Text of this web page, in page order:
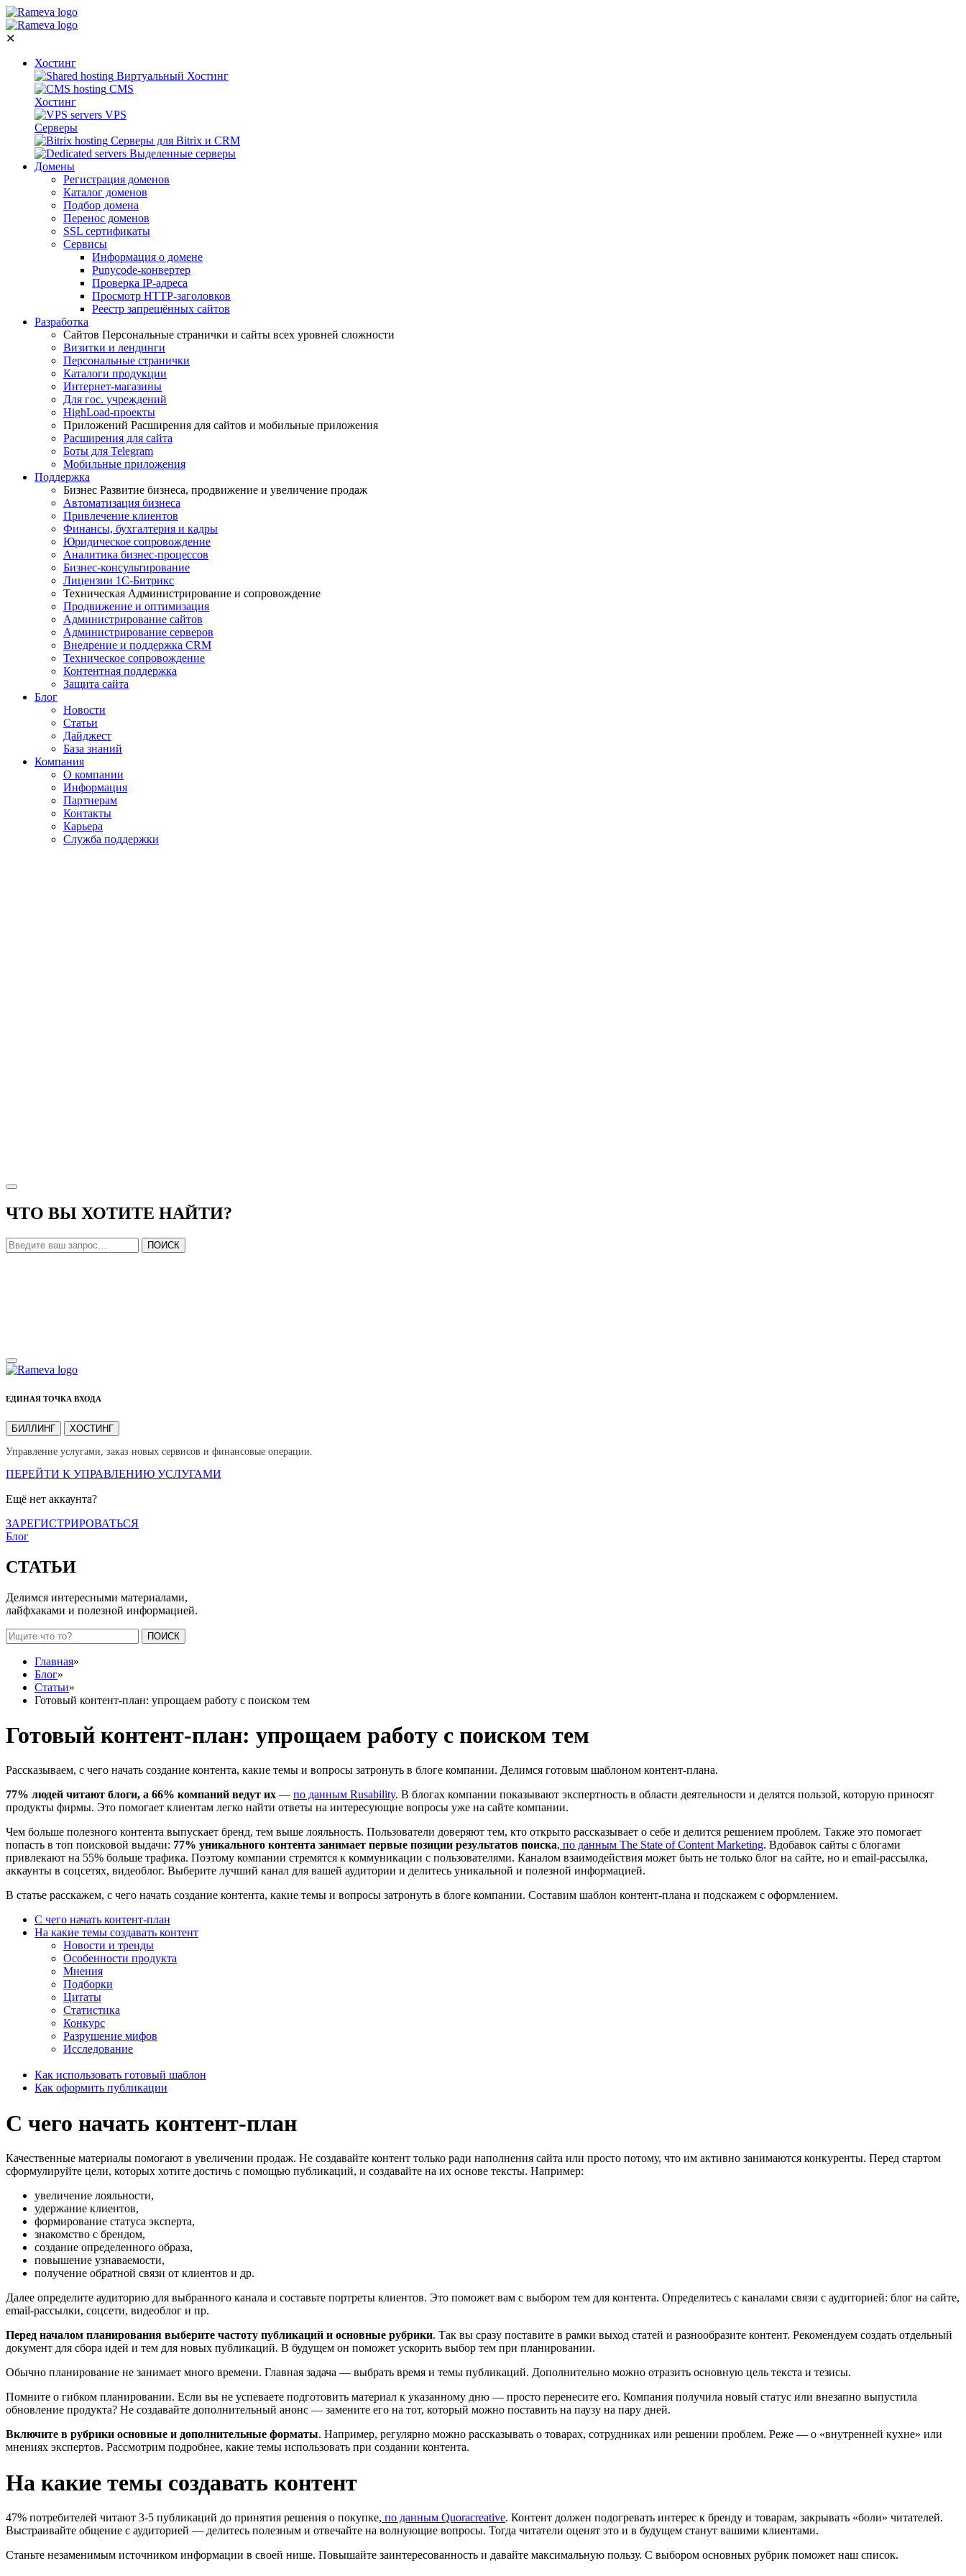
✕
Хостинг
Виртуальный Хостинг
CMS
Хостинг
VPS
Серверы
Серверы для Bitrix и CRM
Выделенные серверы
Домены
Регистрация доменов
Каталог доменов
Подбор домена
Перенос доменов
SSL сертификаты
Сервисы
Информация о домене
Punycode-конвертер
Проверка IP-адреса
Просмотр HTTP-заголовков
Реестр запрещённых сайтов
Разработка
Сайтов Персональные странички и сайты всех уровней сложности
Визитки и лендинги
Персональные странички
Каталоги продукции
Интернет-магазины
Для гос. учреждений
HighLoad-проекты
Приложений Расширения для сайтов и мобильные приложения
Расширения для сайта
Боты для Telegram
Мобильные приложения
Поддержка
Бизнес Развитие бизнеса, продвижение и увеличение продаж
Автоматизация бизнеса
Привлечение клиентов
Финансы, бухгалтерия и кадры
Юридическое сопровождение
Аналитика бизнес-процессов
Бизнес-консультирование
Лицензии 1С-Битрикс
Техническая Администрирование и сопровождение
Продвижение и оптимизация
Администрирование сайтов
Администрирование серверов
Внедрение и поддержка CRM
Техническое сопровождение
Контентная поддержка
Защита сайта
Блог
Новости
Статьи
Дайджест
База знаний
Компания
О компании
Информация
Партнерам
Контакты
Карьера
Служба поддержки
ЧТО ВЫ ХОТИТЕ НАЙТИ?
ПОИСК
ЕДИНАЯ ТОЧКА ВХОДА
БИЛЛИНГ ХОСТИНГ
Управление услугами, заказ новых сервисов и финансовые операции.
ПЕРЕЙТИ К УПРАВЛЕНИЮ УСЛУГАМИ
Ещё нет аккаунта?
ЗАРЕГИСТРИРОВАТЬСЯ
Блог
СТАТЬИ
Делимся интересными материалами,
лайфхаками и полезной информацией.
ПОИСК
Главная»
Блог»
Статьи»
Готовый контент-план: упрощаем работу с поиском тем
Готовый контент-план: упрощаем работу с поиском тем
Рассказываем, с чего начать создание контента, какие темы и вопросы затронуть в блоге компании. Делимся готовым шаблоном контент-плана.
77% людей читают блоги, а 66% компаний ведут их — по данным Rusability. В блогах компании показывают экспертность в области деятельности и делятся пользой, которую приносят
продукты фирмы. Это помогает клиентам легко найти ответы на интересующие вопросы уже на сайте компании.
Чем больше полезного контента выпускает бренд, тем выше лояльность. Пользователи доверяют тем, кто открыто рассказывает о себе и делится решением проблем. Также это помогает
попасть в топ поисковой выдачи: 77% уникального контента занимает первые позиции результатов поиска, по данным The State of Content Marketing. Вдобавок сайты с блогами
привлекают на 55% больше трафика. Поэтому компании стремятся к коммуникации с пользователями. Каналом взаимодействия может быть не только блог на сайте, но и email-рассылка,
аккаунты в соцсетях, видеоблог. Выберите лучший канал для вашей аудитории и делитесь уникальной и полезной информацией.
В статье расскажем, с чего начать создание контента, какие темы и вопросы затронуть в блоге компании. Составим шаблон контент-плана и подскажем с оформлением.
С чего начать контент-план
На какие темы создавать контент
Новости и тренды
Особенности продукта
Мнения
Подборки
Цитаты
Статистика
Конкурс
Разрушение мифов
Исследование
Как использовать готовый шаблон
Как оформить публикации
С чего начать контент-план
Качественные материалы помогают в увеличении продаж. Не создавайте контент только ради наполнения сайта или просто потому, что им активно занимаются конкуренты. Перед стартом
сформулируйте цели, которых хотите достичь с помощью публикаций, и создавайте на их основе тексты. Например:
увеличение лояльности,
удержание клиентов,
формирование статуса эксперта,
знакомство с брендом,
создание определенного образа,
повышение узнаваемости,
получение обратной связи от клиентов и др.
Далее определите аудиторию для выбранного канала и составьте портреты клиентов. Это поможет вам с выбором тем для контента. Определитесь с каналами связи с аудиторией: блог на сайте,
email-рассылки, соцсети, видеоблог и пр.
Перед началом планирования выберите частоту публикаций и основные рубрики. Так вы сразу поставите в рамки выход статей и разнообразите контент. Рекомендуем создать отдельный
документ для сбора идей и тем для новых публикаций. В будущем он поможет ускорить выбор тем при планировании.
Обычно планирование не занимает много времени. Главная задача — выбрать время и темы публикаций. Дополнительно можно отразить основную цель текста и тезисы.
Помните о гибком планировании. Если вы не успеваете подготовить материал к указанному дню — просто перенесите его. Компания получила новый статус или внезапно выпустила
обновление продукта? Не создавайте дополнительный анонс — замените его на тот, который можно поставить на паузу на пару дней.
Включите в рубрики основные и дополнительные форматы. Например, регулярно можно рассказывать о товарах, сотрудниках или решении проблем. Реже — о «внутренней кухне» или
мнениях экспертов. Рассмотрим подробнее, какие темы использовать при создании контента.
На какие темы создавать контент
47% потребителей читают 3-5 публикаций до принятия решения о покупке, по данным Quoracreative. Контент должен подогревать интерес к бренду и товарам, закрывать «боли» читателей.
Выстраивайте общение с аудиторией — делитесь полезным и отвечайте на волнующие вопросы. Тогда читатели оценят это и в будущем станут вашими клиентами.
Станьте незаменимым источником информации в своей нише. Повышайте заинтересованность и давайте максимальную пользу. С выбором основных рубрик поможет наш список.